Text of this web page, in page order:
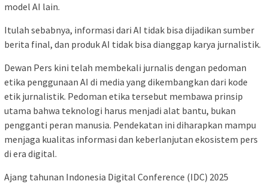
model AI lain.
Itulah sebabnya, informasi dari AI tidak bisa dijadikan sumber
berita final, dan produk AI tidak bisa dianggap karya jurnalistik.
Dewan Pers kini telah membekali jurnalis dengan pedoman
etika penggunaan AI di media yang dikembangkan dari kode
etik jurnalistik. Pedoman etika tersebut membawa prinsip
utama bahwa teknologi harus menjadi alat bantu, bukan
pengganti peran manusia. Pendekatan ini diharapkan mampu
menjaga kualitas informasi dan keberlanjutan ekosistem pers
di era digital.
Ajang tahunan Indonesia Digital Conference (IDC) 2025